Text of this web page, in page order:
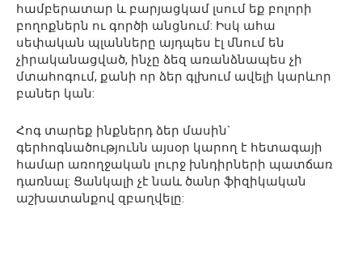
համբերատար և բարյացկամ լսում եք բոլորի
բողոքներն ու գործի անցնում: Իսկ ահա
սեփական պլանները այդպես էլ մնում են
չիրականացված, ինչը ձեզ առանձնապես չի
մտահոգում, քանի որ ձեր գլխում ավելի կարևոր
բաներ կան:
Հոգ տարեք ինքներդ ձեր մասին`
գերհոգնածությունն այսօր կարող է հետագայի
համար առողջական լուրջ խնդիրների պատճառ
դառնալ: Ցանկալի չէ նաև ծանր ֆիզիկական
աշխատանքով զբաղվելը: